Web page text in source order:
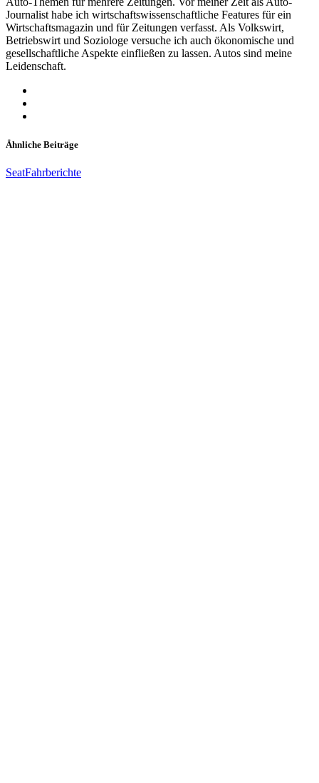
Journalist habe ich wirtschaftswissenschaftliche Features für ein
Wirtschaftsmagazin und für Zeitungen verfasst. Als Volkswirt,
Betriebswirt und Soziologe versuche ich auch ökonomische und
gesellschaftliche Aspekte einfließen zu lassen. Autos sind meine
Leidenschaft.
Ähnliche Beiträge
SeatFahrberichte